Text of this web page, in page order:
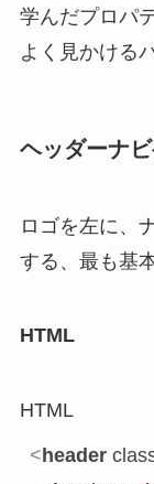
学んだプロパ
よく見かける
ヘッダーナ
ロゴを左に、
する、最も基
HTML
HTML
< header